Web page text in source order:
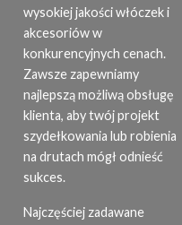
wysokiej jakości włóczek i
akcesoriów w
konkurencyjnych cenach.
Zawsze zapewniamy
najlepszą możliwą obsługę
klienta, aby twój projekt
szydełkowania lub robienia
na drutach mógł odnieść
sukces.
Najczęściej zadawane